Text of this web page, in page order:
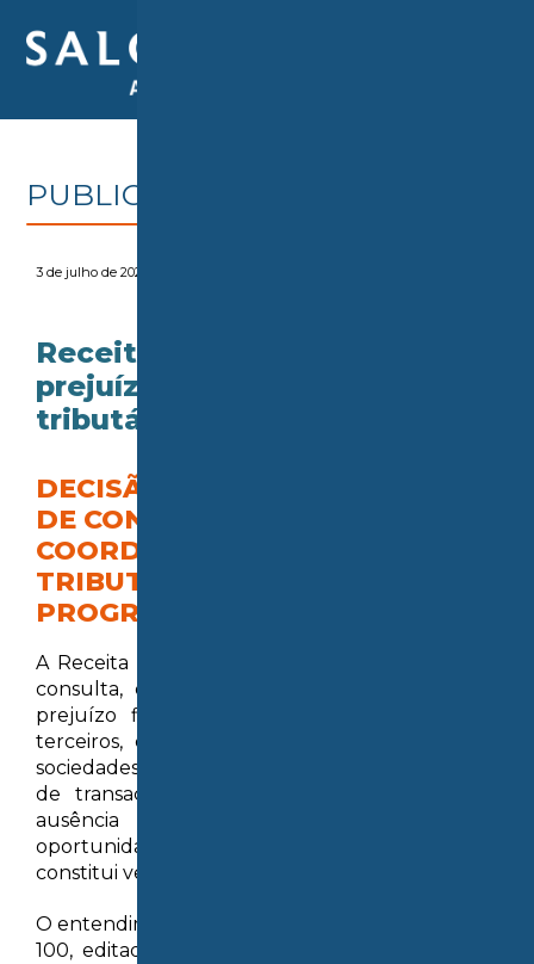
PUBLICAÇÕES > NA MÍDIA
3 de julho de 2026
Receita permite uso de
prejuízo fiscal em transação
tributária
DECISÃO ESTÁ EM SOLUÇÃO
DE CONSULTA DA
COORDENAÇÃO-GERAL DE
TRIBUTAÇÃO (COSIT) SOBRE O
PROGRAMA LITÍGIO ZERO 2024
A Receita Federal reconheceu, em solução de
consulta, que seria possível usar créditos de
prejuízo fiscal e base negativa da CSLL de
terceiros, como controladoras, controladas ou
sociedades sob controle comum, no programa
de transação tributária Litígio Zero 2024. A
ausência de menção expressa dessa
oportunidade no edital, segundo o órgão, não
constitui vedação à utilização desses créditos.
O entendimento está na Solução de Consulta nº
100, editada recentemente pela Coordenação-